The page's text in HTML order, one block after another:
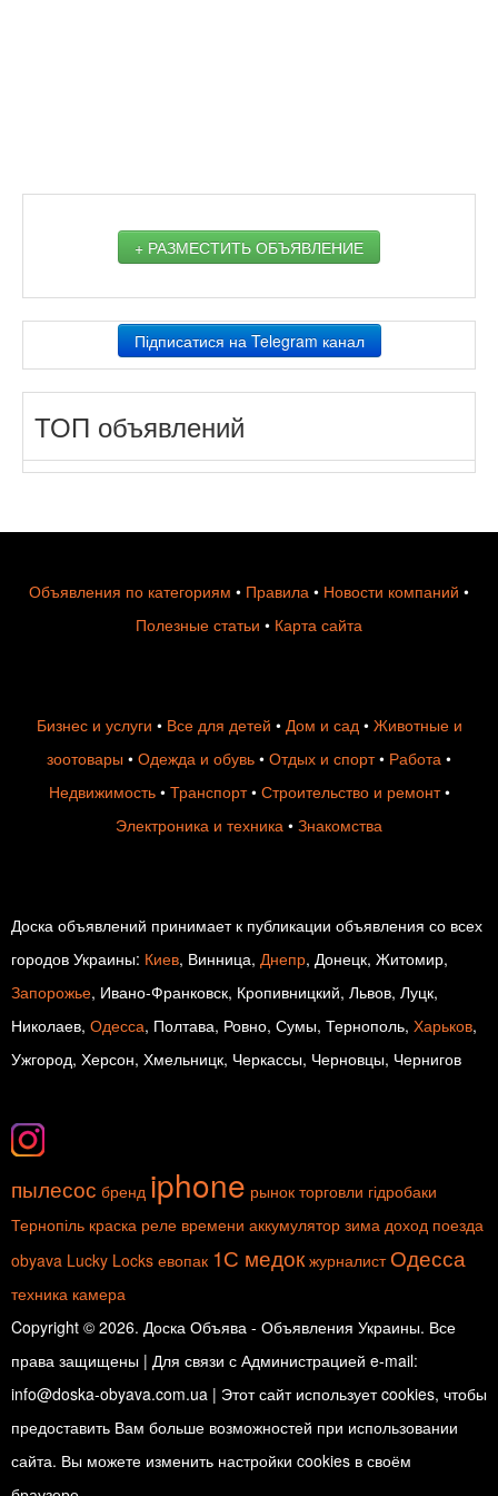
+ РАЗМЕСТИТЬ ОБЪЯВЛЕНИЕ
Підписатися на Telegram канал
ТОП объявлений
Объявления по категориям • Правила • Новости компаний •
Полезные статьи • Карта сайта
Бизнес и услуги • Все для детей • Дом и сад• Животные и
зоотовары • Одежда и обувь • Отдых и спорт• Работа •
Недвижимость• Транспорт• Строительство и ремонт•
Электроника и техника • Знакомства
Доска объявлений принимает к публикации объявления со всех
городов Украины: Киев, Винница, Днепр, Донецк, Житомир,
Запорожье, Ивано-Франковск, Кропивницкий, Львов, Луцк,
Николаев, Одесса, Полтава, Ровно, Сумы, Тернополь, Харьков,
Ужгород, Херсон, Хмельницк, Черкассы, Черновцы, Чернигов
пылесос бренд iphone рынок торговли гідробаки
Тернопіль краска реле времени аккумулятор зима доход поезда
obyava Lucky Locks евопак 1С медок журналист Одесса
техника камера
Copyright © 2026. Доска Объява - Объявления Украины. Все
права защищены | Для связи с Администрацией e-mail:
info@doska-obyava.com.ua | Этот сайт использует cookies, чтобы
предоставить Вам больше возможностей при использовании
сайта. Вы можете изменить настройки cookies в своём